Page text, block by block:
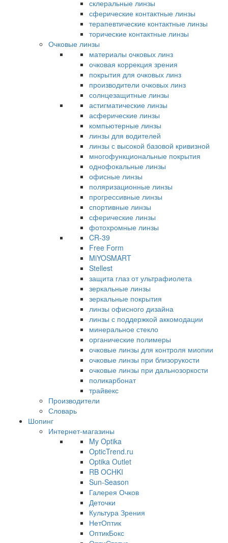
склеральные линзы
сферические контактные линзы
терапевтические контактные линзы
торические контактные линзы
Очковые линзы
материалы очковых линз
очковая коррекция зрения
покрытия для очковых линз
производители очковых линз
солнцезащитные линзы
астигматические линзы
асферические линзы
компьютерные линзы
линзы для водителей
линзы с высокой базовой кривизной
многофункциональные покрытия
однофокальные линзы
офисные линзы
поляризационные линзы
прогрессивные линзы
спортивные линзы
сферические линзы
фотохромные линзы
CR-39
Free Form
MiYOSMART
Stellest
защита глаз от ультрафиолета
зеркальные линзы
зеркальные покрытия
линзы офисного дизайна
линзы с поддержкой аккомодации
минеральное стекло
органические полимеры
очковые линзы для контроля миопии
очковые линзы при близорукости
очковые линзы при дальнозоркости
поликарбонат
трайвекс
Производители
Словарь
Шопинг
Интернет-магазины
My Optika
OpticTrend.ru
Optika Outlet
RB OCHKI
Sun-Season
Галерея Очков
Деточки
Культура Зрения
НетОптик
ОптикБокс